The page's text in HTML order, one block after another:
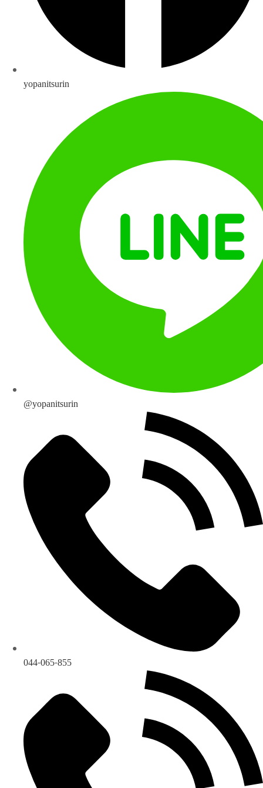
yopanitsurin
@yopanitsurin
044-065-855